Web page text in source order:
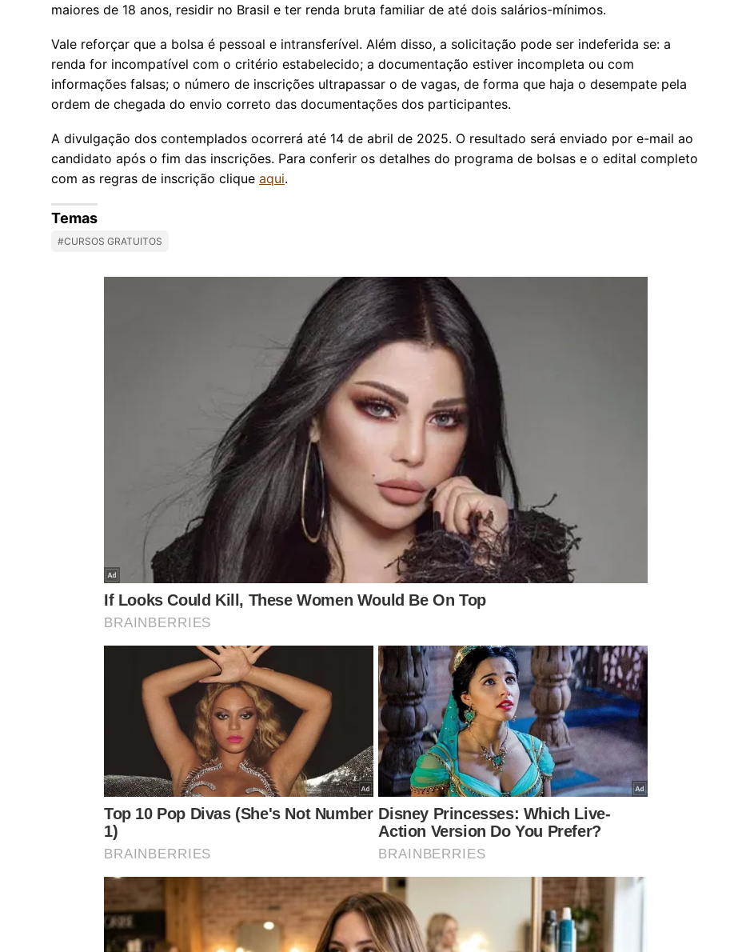
maiores de 18 anos, residir no Brasil e ter renda bruta familiar de até dois salários-mínimos.
Vale reforçar que a bolsa é pessoal e intransferível. Além disso, a solicitação pode ser indeferida se: a
renda for incompatível com o critério estabelecido; a documentação estiver incompleta ou com
informações falsas; o número de inscrições ultrapassar o de vagas, de forma que haja o desempate pela
ordem de chegada do envio correto das documentações dos participantes.
A divulgação dos contemplados ocorrerá até 14 de abril de 2025. O resultado será enviado por e-mail ao
candidato após o fim das inscrições. Para conferir os detalhes do programa de bolsas e o edital completo
com as regras de inscrição clique aqui.
Temas
#CURSOS GRATUITOS